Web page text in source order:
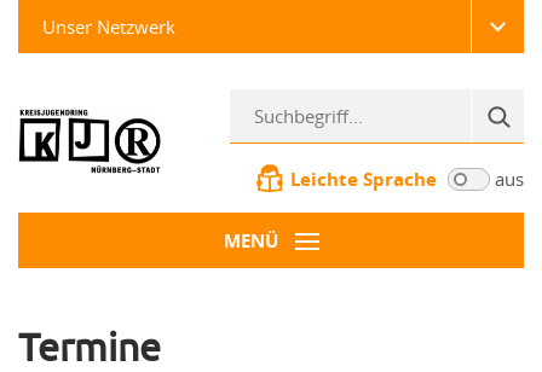
Unser Netzwerk
Leichte Sprache aus
MENÜ
Termine